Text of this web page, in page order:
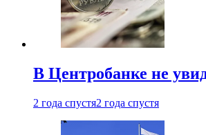
В Центробанке не
2 года спустя2 года спустя